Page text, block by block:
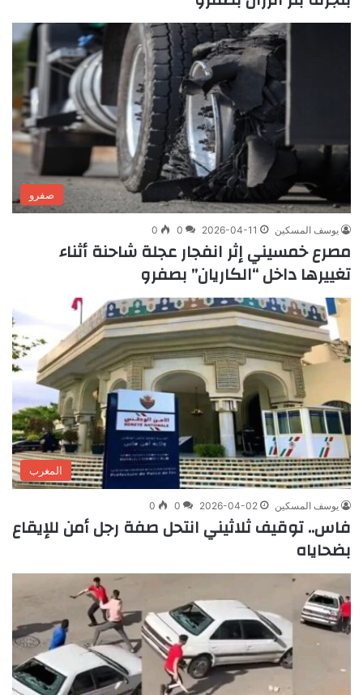
صفرو
يوسف المسكين 2026-04-11
0
0
مصرع خمسيني إثر انفجار عجلة شاحنة أثناء
تغييرها داخل “الكاريان” بصفرو
المغرب
يوسف المسكين 2026-04-02
0
0
فاس.. توقيف ثلاثيني انتحل صفة رجل أمن للإيقاع
بضحاياه